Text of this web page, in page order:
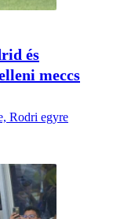
és
meccs
Rodri egyre